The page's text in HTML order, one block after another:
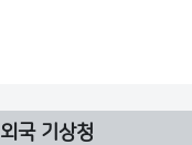
외국 기상청